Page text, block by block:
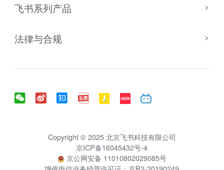
飞书系列产品
法律与合规
Copyright © 2025 北京飞书科技有限公司
京ICP备16045432号-4
京公网安备 11010802029085号